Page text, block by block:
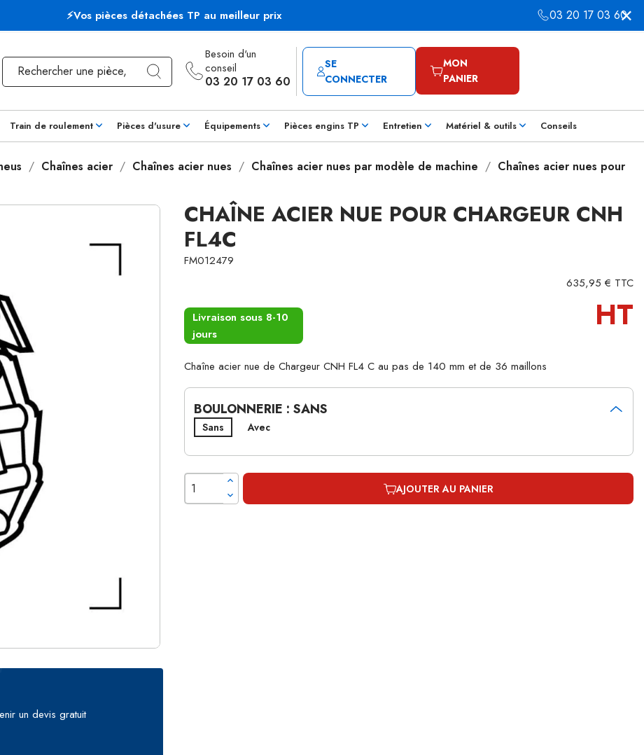
⚡Vos pièces détachées TP au meilleur prix 03 20 17 03 60
Besoin d'un
conseil
03 20 17 03 60
SE
CONNECTER
MON
PANIER
Train de roulement Pièces d'usure Équipements Pièces engins TP Entretien Matériel & outils Conseils
Chaînes acier Chaînes acier nues Chaînes acier nues par modèle de machine
Chaînes acier nues pour
un devis gratuit
CHAÎNE ACIER NUE POUR CHARGEUR CNH
FL4C
FM012479
635,95 € TTC
Livraison sous 8-10
jours
HT
Chaîne acier nue de Chargeur CNH FL4 C au pas de 140 mm et de 36 maillons
BOULONNERIE : SANS
Sans Avec
AJOUTER AU PANIER